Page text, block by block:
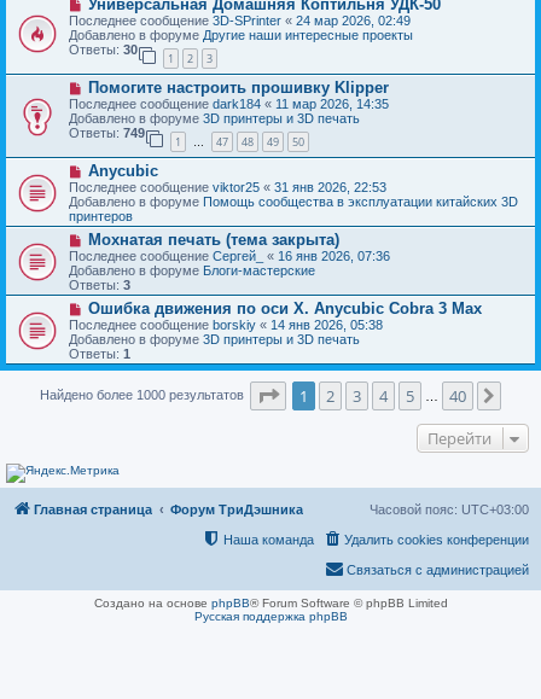
н
и
е
о
б
щ
н
е
о
в
о
с
о
б
щ
н
и
е
Универсальная Домашняя Коптильня УДК-50
Последнее сообщение 3D-SPrinter « 24 мар 2026, 02:49
Добавлено в форуме Другие наши интересные проекты
Ответы: 30
1 2 3
Н
о
в
о
е
с
о
о
б
щ
е
н
и
е
Помогите настроить прошивку Klipper
Последнее сообщение dark184 « 11 мар 2026, 14:35
Добавлено в форуме 3D принтеры и 3D печать
Ответы: 749
1 … 47 48 49 50
Н
о
в
о
е
о
о
б
щ
е
н
и
е
Anycubic
Последнее сообщение viktor25 « 31 янв 2026, 22:53
Добавлено в форуме Помощь сообщества в эксплуатации китайских 3D
принтеров
Н
о
в
о
е
с
о
о
б
щ
н
Мохнатая печать (тема закрыта)
Последнее сообщение Сергей_ « 16 янв 2026, 07:36
Добавлено в форуме Блоги-мастерские
Ответы: 3
Н
о
в
о
е
о
и
Ошибка движения по оси Х. Anycubic Cobra 3 Max
Последнее сообщение borskiy « 14 янв 2026, 05:38
Добавлено в форуме 3D принтеры и 3D печать
Ответы: 1
Найдено более 1000 результатов Страница1 из
1 2 3 4 5 40
Перейти
Главная страница Форум ТриДэшника Часовой пояс: UTC+03:00
Удалить cookies конференции
Наша команда
Связаться с администрацией
Создано на основе phpBB® Forum Software © phpBB Limited
Русская поддержка phpBB